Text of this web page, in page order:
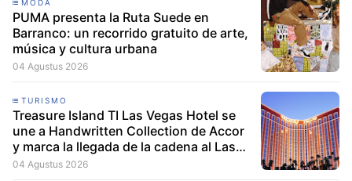
MODA
PUMA presenta la Ruta Suede en
Barranco: un recorrido gratuito de arte,
música y cultura urbana
04 Agustus 2026
TURISMO
Treasure Island TI Las Vegas Hotel se
une a Handwritten Collection de Accor
y marca la llegada de la cadena al Las
Vegas Strip
04 Agustus 2026